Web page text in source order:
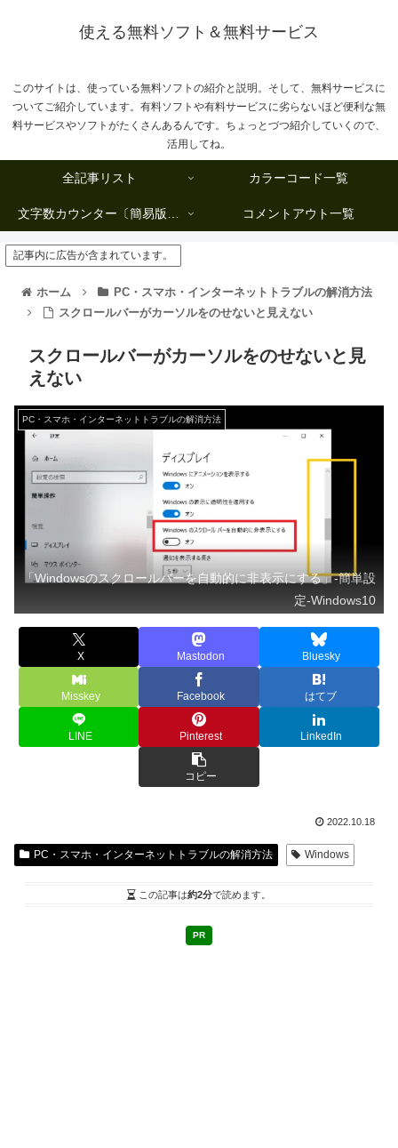
使える無料ソフト＆無料サービス
このサイトは、使っている無料ソフトの紹介と説明。そして、無料サービスに
ついてご紹介しています。有料ソフトや有料サービスに劣らないほど便利な無
料サービスやソフトがたくさんあるんです。ちょっとづつ紹介していくので、
活用してね。
全記事リスト カラーコード一覧
文字数カウンター〔簡易版複数行タイプ〕 コメントアウト一覧
記事内に広告が含まれています。
ホーム
PC・スマホ・インターネットトラブルの解消方法
スクロールバーがカーソルをのせないと見えない
スクロールバーがカーソルをのせないと見
えない
PC・スマホ・インターネットトラブルの解消方法
「Windowsのスクロールバーを自動的に非表示にする」-簡単設
定-Windows10
X Mastodon Bluesky
Misskey Facebook はてブ
LINE Pinterest LinkedIn
コピー
2022.10.18
PC・スマホ・インターネットトラブルの解消方法 Windows
この記事は約2分で読めます。
PR